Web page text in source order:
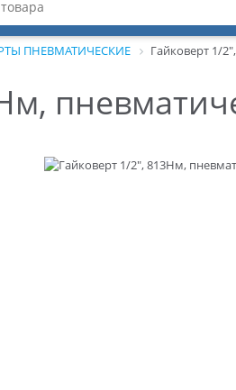
ПНЕВМАТИЧЕСКИЕ Гайковерт 1/